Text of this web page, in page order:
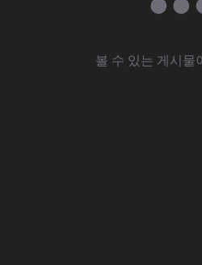
볼 수 있는 게시물